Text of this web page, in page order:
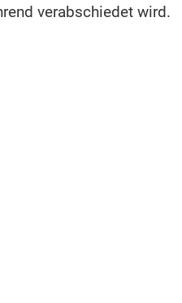
verabschiedet wird.